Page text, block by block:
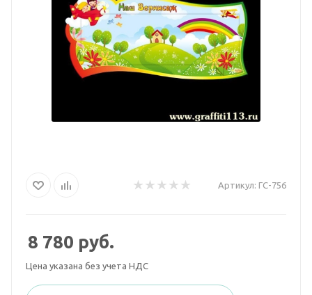
Артикул: ГС-756
8 780 руб.
Цена указана без учета НДС